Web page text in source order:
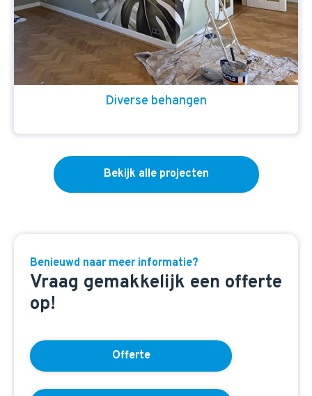
Diverse behangen
Bekijk alle projecten
Benieuwd naar meer informatie?
Vraag gemakkelijk een offerte
op!
Offerte